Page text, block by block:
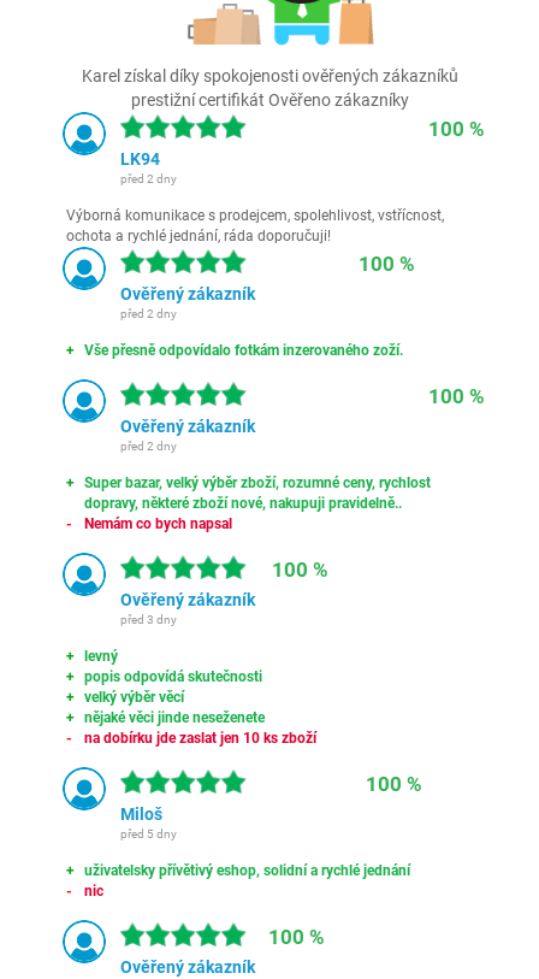
Karel získal díky spokojenosti ověřených zákazníků
prestižní certifikát Ověřeno zákazníky
100 %
LK94
před 2 dny
Výborná komunikace s prodejcem, spolehlivost, vstřícnost,
ochota a rychlé jednání, ráda doporučuji!
100 %
Ověřený zákazník
před 2 dny
Vše přesně odpovídalo fotkám inzerovaného zoží.
100 %
Ověřený zákazník
před 2 dny
Super bazar, velký výběr zboží, rozumné ceny, rychlost
dopravy, některé zboží nové, nakupuji pravidelně..
Nemám co bych napsal
100 %
Ověřený zákazník
před 3 dny
levný
popis odpovídá skutečnosti
velký výběr věcí
nějaké věci jinde neseženete
na dobírku jde zaslat jen 10 ks zboží
100 %
Miloš
před 5 dny
uživatelsky přívětivý eshop, solidní a rychlé jednání
nic
100 %
Ověřený zákazník